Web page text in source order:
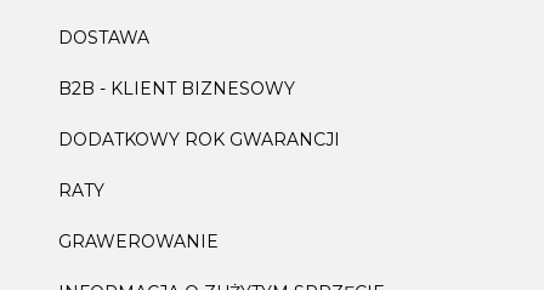
DOSTAWA
B2B - KLIENT BIZNESOWY
DODATKOWY ROK GWARANCJI
RATY
GRAWEROWANIE